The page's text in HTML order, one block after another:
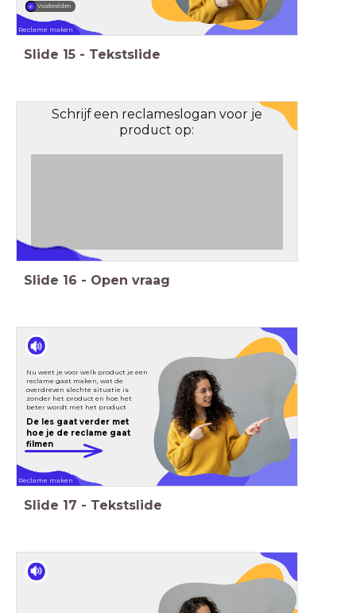
Reclame maken
Voorbeelden
Slide 15 - Tekstslide
Schrijf een reclameslogan voor je
product op:
Slide 16 - Open vraag
Nu weet je voor welk product je een
reclame gaat maken, wat de
overdreven slechte situatie is
zonder het product en hoe het
beter wordt met het product
De les gaat verder met
hoe je de reclame gaat
filmen
Reclame maken
Slide 17 - Tekstslide